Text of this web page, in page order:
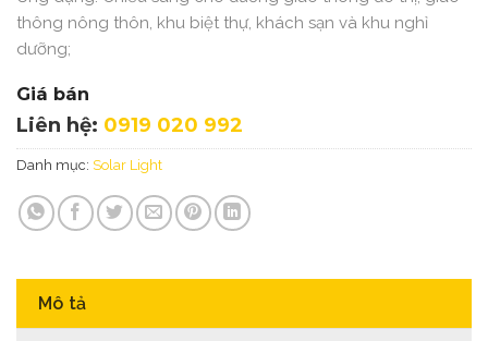
thông nông thôn, khu biệt thự, khách sạn và khu nghỉ
dưỡng;
Giá bán
Liên hệ: 0919 020 992
Danh mục: Solar Light
Mô tả